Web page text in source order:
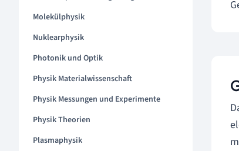
Molekülphysik
Nuklearphysik
Photonik und Optik
Physik Materialwissenschaft
Physik Messungen und Experimente
Physik Theorien
Plasmaphysik